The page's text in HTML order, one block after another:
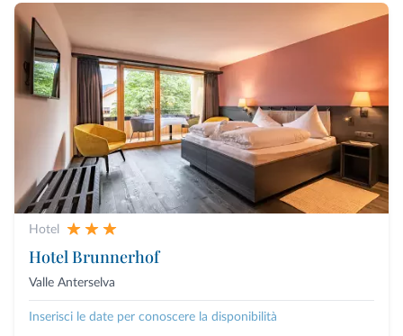
Hotel
Hotel Brunnerhof
Valle Anterselva
Inserisci le date per conoscere la disponibilità